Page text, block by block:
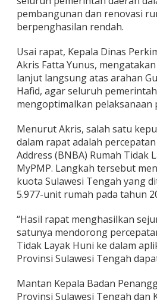
P
S
u
t
u
k
D
u
k
u
g
P
r
o
g
r
a
3
J
u
t
a
u
m
pembangunan dan renovasi
berpenghasilan rendah.
Usai rapat, Kepala Dinas
Akris Fatta Yunus,
lanjut langsung atas arahan
Hafid, agar seluruh
mengoptimalkan
Menurut Akris, salah satu
dalam rapat adalah
Address (BNBA) Rumah Tidak
MyPMP. Langkah tersebut
kuota Sulawesi Tengah yang
5.977-unit rumah pada tahun
“Hasil rapat menghasilkan
satunya mendorong
Tidak Layak Huni ke dalam
Provinsi Sulawesi Tengah
Mantan Kepala Badan
Provinsi Sulawesi Tengah